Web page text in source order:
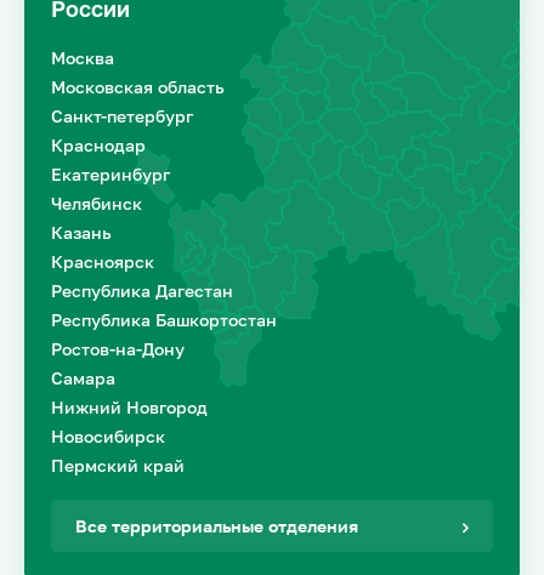
России
Москва
Московская область
Санкт-петербург
Краснодар
Екатеринбург
Челябинск
Казань
Красноярск
Республика Дагестан
Республика Башкортостан
Ростов-на-Дону
Самара
Нижний Новгород
Новосибирск
Пермский край
Все территориальные отделения